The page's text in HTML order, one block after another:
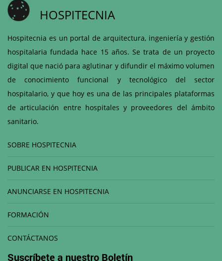
HOSPITECNIA
Hospitecnia es un portal de arquitectura, ingeniería y gestión
hospitalaria fundada hace 15 años. Se trata de un proyecto
digital que nació para aglutinar y difundir el máximo volumen
de conocimiento funcional y tecnológico del sector
hospitalario, y que hoy es una de las principales plataformas
de articulación entre hospitales y proveedores del ámbito
sanitario.
SOBRE HOSPITECNIA
PUBLICAR EN HOSPITECNIA
ANUNCIARSE EN HOSPITECNIA
FORMACIÓN
CONTÁCTANOS
Suscríbete a nuestro Boletín